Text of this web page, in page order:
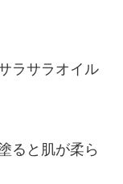
ラサラオイル
ると肌が柔ら